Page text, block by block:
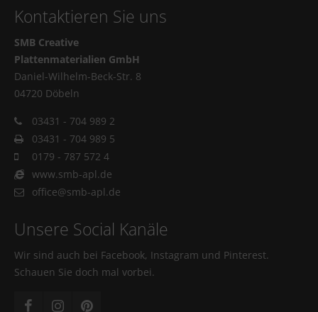
Kontaktieren Sie uns
SMB Creative
Plattenmaterialien GmbH
Daniel-Wilhelm-Beck-Str. 8
04720 Döbeln
03431 - 704 989 2
03431 - 704 989 5
0179 - 787 572 4
www.smb-apl.de
office@smb-apl.de
Unsere Social Kanäle
Wir sind auch bei Facebook, Instagram und Pinterest.
Schauen Sie doch mal vorbei.